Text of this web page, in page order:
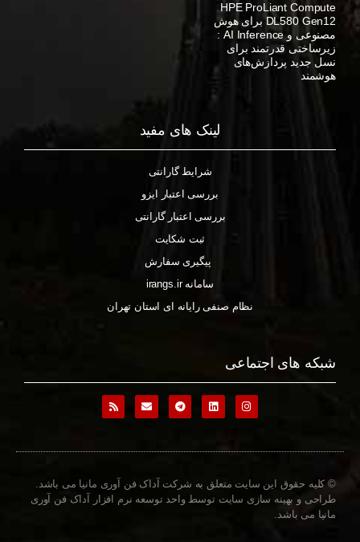
HPE ProLiant Compute
DL580 Gen12 برای هوش
مصنوعی و AI Inference :
زیرساختی قدرتمند برای
نسل جدید پردازش‌های
هوشمند
لینک های مفید
شرایط گارانتی
بررسی اعتبار ایزو
بررسی اعتبار گارانتی
ثبت شکایت
پیگیری سفارش
سامانه irangs.ir
نظام صنفی رایانه ای استان تهران
شبکه های اجتماعی
© کلیه حقوق این سایت متعلق به شرکت آداک فن آوری مانیا می باشد.
طراحی و بهینه سازی سایت توسط واحد توسعه نرم افزار آداک فن آوری
مانیا می باشد.